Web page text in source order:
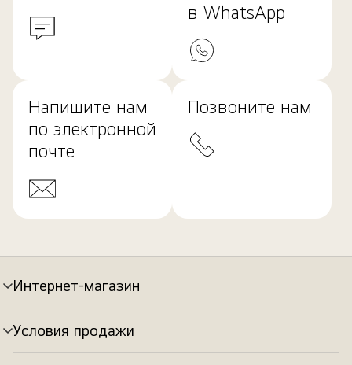
в WhatsApp
Напишите нам
по электронной
почте
Позвоните нам
Интернет-магазин
Переключатель
меню
Условия продажи
Переключатель
меню